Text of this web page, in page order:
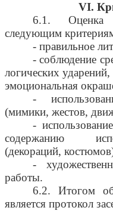
VI.
6.1. Оценка
следующим
- правильное
- соблюдение
логических
эмоциональная
-
(мимики, жестов,
-
содержанию
(декораций,
-
работы.
6.2. Итогом
является протокол